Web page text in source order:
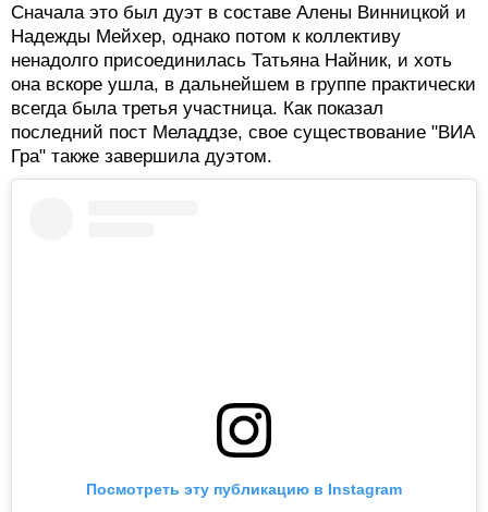
Сначала это был дуэт в составе Алены Винницкой и
Надежды Мейхер, однако потом к коллективу
ненадолго присоединилась Татьяна Найник, и хоть
она вскоре ушла, в дальнейшем в группе практически
всегда была третья участница. Как показал
последний пост Меладдзе, свое существование "ВИА
Гра" также завершила дуэтом.
Посмотреть эту публикацию в Instagram